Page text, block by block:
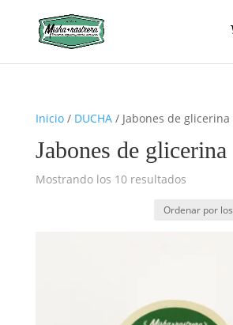
Inicio/ DUCHA/ Jabones de glicerina
Jabones de glicerina
Mostrando los 10 resultadosOrdenado
los